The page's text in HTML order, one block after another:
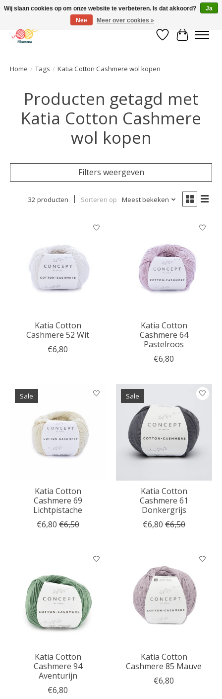
Verlanglijst
Home / Tags / Katia Cotton Cashmere wol kopen
Producten getagd met
Katia Cotton Cashmere
wol kopen
Filters weergeven
32 producten Sorteren op Meest bekeken
Katia Cotton
Cashmere 52 Wit
€6,80
Katia Cotton
Cashmere 64
Pastelroos
€6,80
Sale
Katia Cotton
Cashmere 69
Lichtpistache
€6,80 €6,50
Sale
Katia Cotton
Cashmere 61
Donkergrijs
€6,80 €6,50
Katia Cotton
Cashmere 94
Aventurijn
€6,80
Katia Cotton
Cashmere 85 Mauve
€6,80
Wij slaan cookies op om onze website te verbeteren. Is dat akkoord?
Ja
Nee
Meer over cookies »